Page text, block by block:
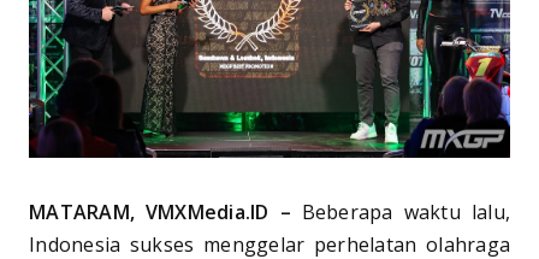
MATARAM, VMXMedia.ID – Beberapa waktu lalu,
Indonesia sukses menggelar perhelatan olahraga